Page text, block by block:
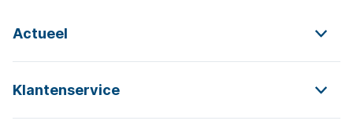
Actueel
Klantenservice